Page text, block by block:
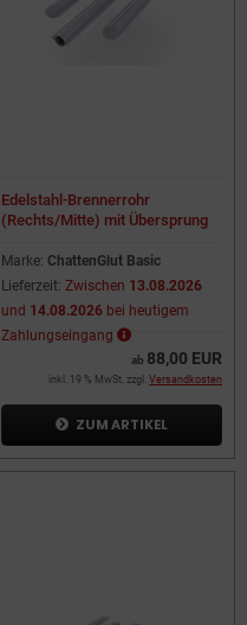
Edelstahl-Brennerrohr
(Rechts/Mitte) mit Übersprung
Marke: ChattenGlut Basic
Lieferzeit: Zwischen 13.08.2026
und 14.08.2026 bei heutigem
Zahlungseingang
ab 88,00 EUR
inkl. 19 % MwSt. zzgl. Versandkosten
ZUM ARTIKEL